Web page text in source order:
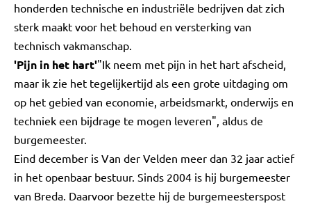
honderden technische en industriële bedrijven dat zich
sterk maakt voor het behoud en versterking van
technisch vakmanschap.
'Pijn in het hart'"Ik neem met pijn in het hart afscheid,
maar ik zie het tegelijkertijd als een grote uitdaging om
op het gebied van economie, arbeidsmarkt, onderwijs en
techniek een bijdrage te mogen leveren", aldus de
burgemeester.
Eind december is Van der Velden meer dan 32 jaar actief
in het openbaar bestuur. Sinds 2004 is hij burgemeester
van Breda. Daarvoor bezette hij de burgemeesterspost